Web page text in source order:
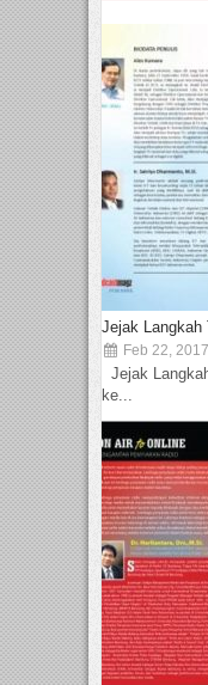
Jejak Langkah
Feb 22, 2017
Jejak
ke...